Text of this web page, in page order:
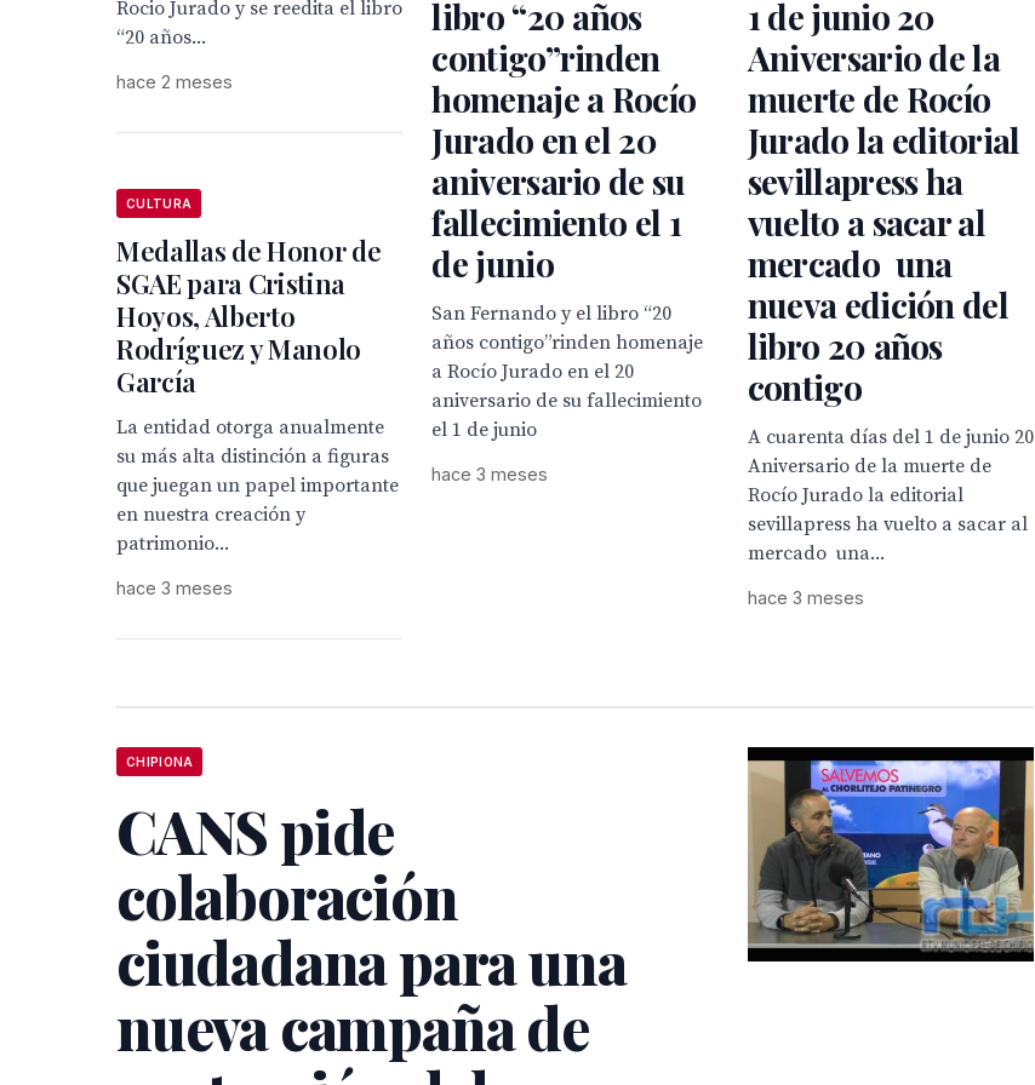
Rocio Jurado y se reedita el libro
“20 años...
hace 2 meses
libro “20 años
contigo”rinden
homenaje a Rocío
Jurado en el 20
aniversario de su
fallecimiento el 1
de junio
San Fernando y el libro “20
años contigo”rinden homenaje
a Rocío Jurado en el 20
aniversario de su fallecimiento
el 1 de junio
hace 3 meses
1 de junio 20
Aniversario de la
muerte de Rocío
Jurado la editorial
sevillapress ha
vuelto a sacar al
mercado una
nueva edición del
libro 20 años
contigo
A cuarenta días del 1 de junio 20
Aniversario de la muerte de
Rocío Jurado la editorial
sevillapress ha vuelto a sacar al
mercado una...
hace 3 meses
CULTURA
Medallas de Honor de
SGAE para Cristina
Hoyos, Alberto
Rodríguez y Manolo
García
La entidad otorga anualmente
su más alta distinción a figuras
que juegan un papel importante
en nuestra creación y
patrimonio...
hace 3 meses
CHIPIONA
CANS pide
colaboración
ciudadana para una
nueva campaña de